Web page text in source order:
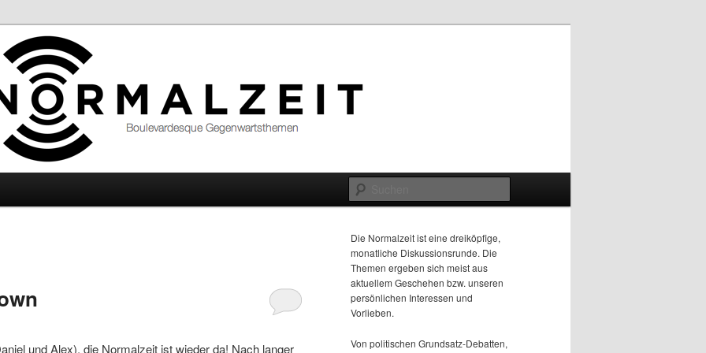
und Alex), die Normalzeit ist wieder da! Nach langer
Die Normalzeit ist eine dreiköpfige,
monatliche Diskussionsrunde. Die
Themen ergeben sich meist aus
aktuellem Geschehen bzw. unseren
persönlichen Interessen und
Vorlieben.
Von politischen Grundsatz-Debatten,